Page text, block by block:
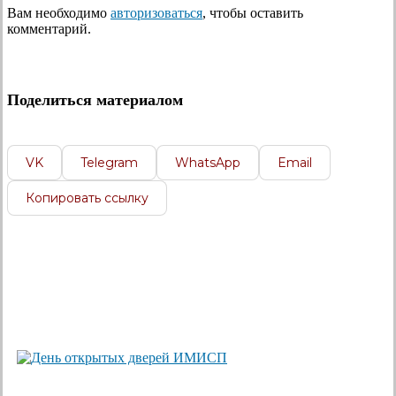
Вам необходимо авторизоваться, чтобы оставить
комментарий.
Поделиться материалом
VK Telegram WhatsApp Email
Копировать ссылку